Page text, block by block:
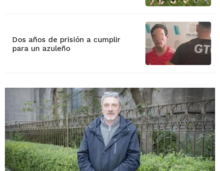
Dos años de prisión a cumplir
para un azuleño